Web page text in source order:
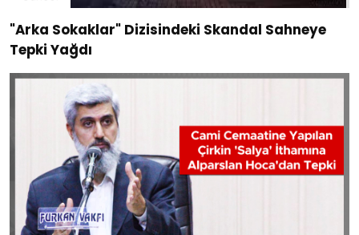
"Arka Sokaklar" Dizisindeki Skandal Sahneye
Tepki Yağdı